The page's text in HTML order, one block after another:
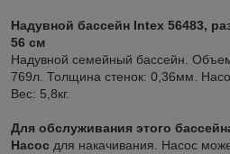
Надувной бассейн Intex 56483,
56 см
Надувной семейный бассейн.
769л. Толщина стенок: 0,36мм.
Вес: 5,8кг.
Для обслуживания этого
Насос для накачивания. Насос